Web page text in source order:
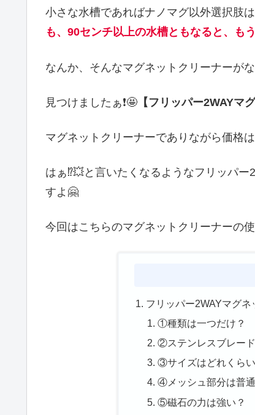
小さな水槽であればナノマグ以外選択肢
も、90センチ以上の水槽ともなると、も
なんか、そんなマグネットクリーナーが
見つけましたぁ❗🤩 【フリッパー2WAYマ
マグネットクリーナーでありながら価格
はぁ⁉️💥と言いたくなるようなフリッパ
すよ🤗
今回はこちらのマグネットクリーナーの
フリッパー2WAYマグネ
①種類は一つだけ？
②ステンレスブレー
③サイズはどれくらい
④メッシュ部分は普
⑤磁石の力は強い？